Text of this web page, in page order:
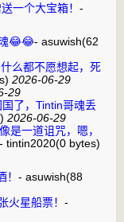
一个大宝箱！ -
😂😂- asuwish(62
么都不愿想起，死
2026-06-29
29
了，Tintin哥魂丢
2026-06-29
是一道诅咒，嗯，
- tintin2020(0 bytes)
- asuwish(88
火星船票！ -